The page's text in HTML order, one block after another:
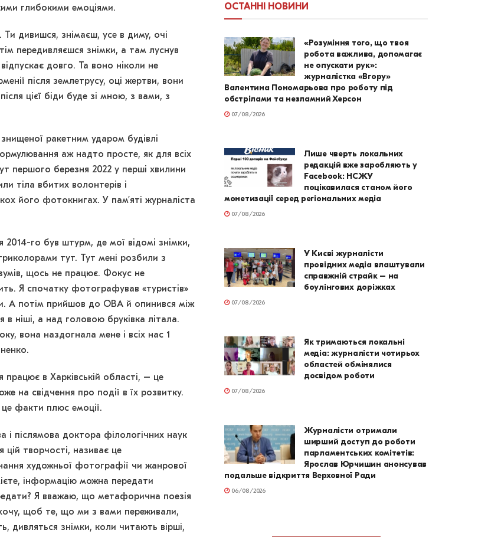
глибокими емоціями.
дивишся, знімаєш, усе в диму, очі
передивляєшся знімки, а там луснув
довго. Та воно ніколи не
після землетрусу, оці жертви, вони
цієї біди буде зі мною, з вами, з
ракетним ударом будівлі
аж надто просте, як для всіх
першого березня 2022 у перші хвилини
тіла вбитих волонтерів і
його фотокнигах. У пам’яті журналіста
го був штурм, де мої відомі знімки,
тут. Тут мені розбили з
щось не працює. Фокус не
Я спочатку фотографував «туристів»
А потім прийшов до ОВА й опинився між
в ніші, а над головою бруківка літала.
вона наздогнала мене і всіх нас 1
працює в Харківській області, – це
на свідчення про події в їх розвитку.
факти плюс емоції.
післямова доктора філологічних наук
творчості, називає це
художньої фотографії чи жанрової
інформацію можна передати
Я вважаю, що метафорична поезія
щоб те, що ми з вами переживали,
знімки, коли читають вірші,
ОСТАННІ НОВИНИ
«Розуміння того, що твоя
робота важлива, допомагає
не опускати рук»:
журналістка «Вгору»
Валентина Пономарьова про роботу під
обстрілами та незламний Херсон
07/08/2026
Лише чверть локальних
редакцій вже заробляють у
Facebook: НСЖУ
поцікавилася станом його
монетизації серед регіональних медіа
07/08/2026
У Києві журналісти
провідних медіа влаштували
справжній страйк – на
боулінгових доріжках
07/08/2026
Як тримаються локальні
медіа: журналісти чотирьох
областей обмінялися
досвідом роботи
07/08/2026
Журналісти отримали
ширший доступ до роботи
парламентських комітетів:
Ярослав Юрчишин анонсував
подальше відкриття Верховної Ради
06/08/2026